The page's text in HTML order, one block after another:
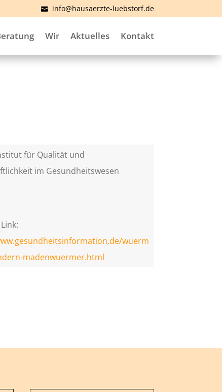
info@hausaerzte-luebstorf.de
Wir Aktuelles Kontakt
für Qualität und
im Gesundheitswesen
wuerm
madenwuermer.html